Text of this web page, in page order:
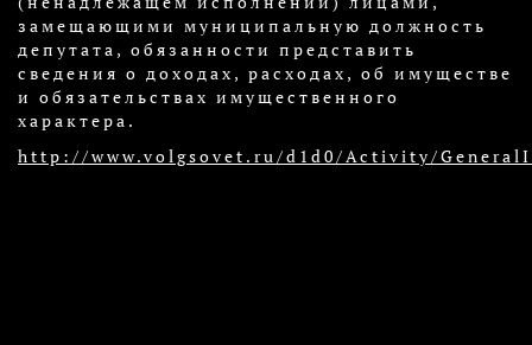
замещающими муниципальную должность
депутата, обязанности представить
сведения о доходах, расходах, об имуществе
и обязательствах имущественного
характера.​
http://www.volgsovet.ru/d1d0/Activity/